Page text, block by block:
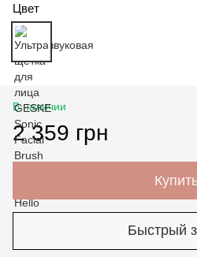
Цвет
В наличии
2 359 грн
Быстрый